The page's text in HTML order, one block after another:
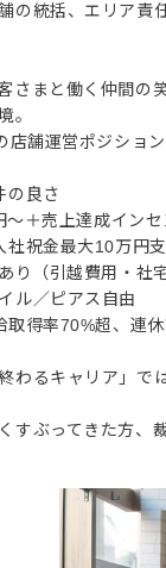
の統括、エリア責
さまと働く仲間
。
店舗運営ポジション
の良さ
＋売上達成インセ
社祝金最大10万円
り（引越費用・社
ル／ピアス自由
取得率70%超、連
わるキャリア」
すぶってきた方、